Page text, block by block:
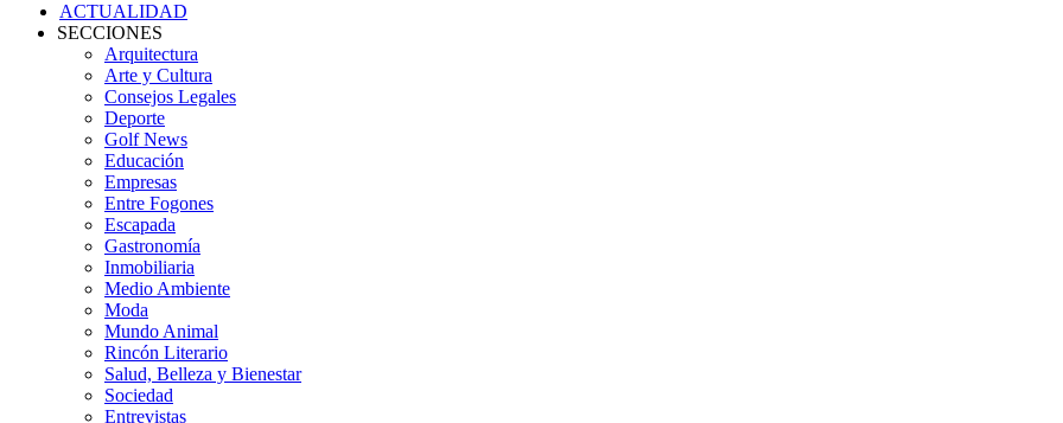
ACTUALIDAD
SECCIONES
Arquitectura
Arte y Cultura
Consejos Legales
Deporte
Golf News
Educación
Empresas
Entre Fogones
Escapada
Gastronomía
Inmobiliaria
Medio Ambiente
Moda
Mundo Animal
Rincón Literario
Salud, Belleza y Bienestar
Sociedad
Entrevistas